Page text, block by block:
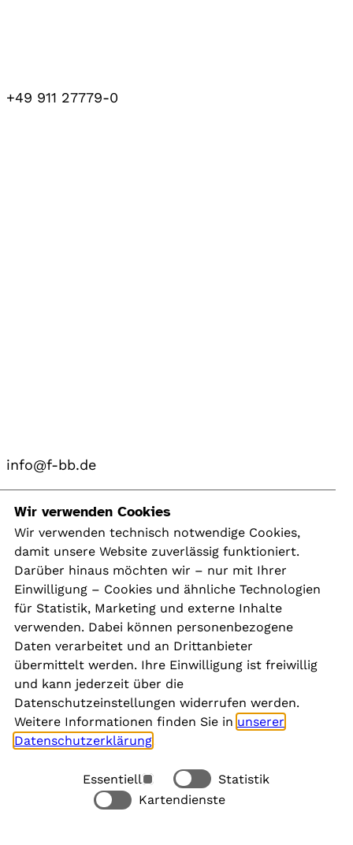
+49 911 27779-0
info@f-bb.de
Navigation
Kontakt
Presse
Aktuelles
Karriere
Newsletter
Social Media
Rechtliches
Wir verwenden Cookies
Wir verwenden technisch notwendige Cookies,
damit unsere Website zuverlässig funktioniert.
Darüber hinaus möchten wir – nur mit Ihrer
Einwilligung – Cookies und ähnliche Technologien
für Statistik, Marketing und externe Inhalte
verwenden. Dabei können personenbezogene
Daten verarbeitet und an Drittanbieter
übermittelt werden. Ihre Einwilligung ist freiwillig
und kann jederzeit über die
Datenschutzeinstellungen widerrufen werden.
Weitere Informationen finden Sie in unserer
Datenschutzerklärung
Essentiell
Statistik
Kartendienste